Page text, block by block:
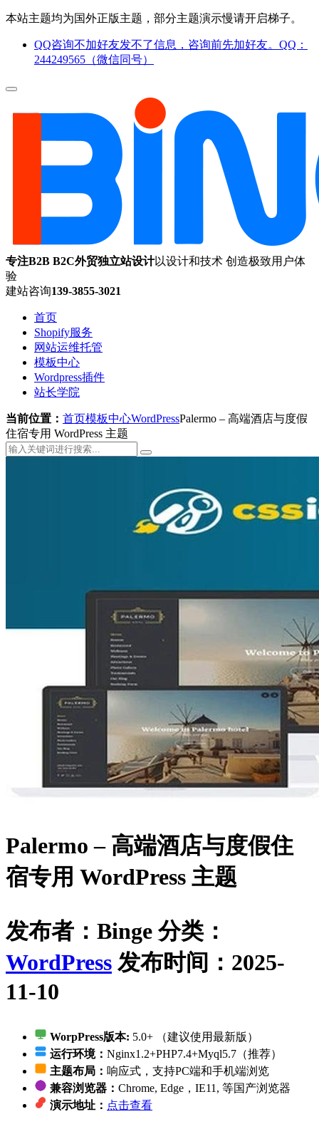
本站主题均为国外正版主题，部分主题演示慢请开启梯子。
QQ咨询不加好友发不了信息，咨询前先加好友。QQ：
244249565（微信同号）
专注B2B B2C外贸独立站设计以设计和技术 创造极致用户体
验
建站咨询139-3855-3021
首页
Shopify服务
网站运维托管
模板中心
Wordpress插件
站长学院
当前位置： 首页模板中心WordPressPalermo – 高端酒店与度假
住宿专用 WordPress 主题
Palermo – 高端酒店与度假住
宿专用 WordPress 主题
发布者：Binge 分类：
WordPress 发布时间：2025-
11-10
WorpPress版本: 5.0+ （建议使用最新版）
运行环境： Nginx1.2+PHP7.4+Myql5.7（推荐）
主题布局： 响应式，支持PC端和手机端浏览
兼容浏览器： Chrome, Edge，IE11, 等国产浏览器
演示地址： 点击查看